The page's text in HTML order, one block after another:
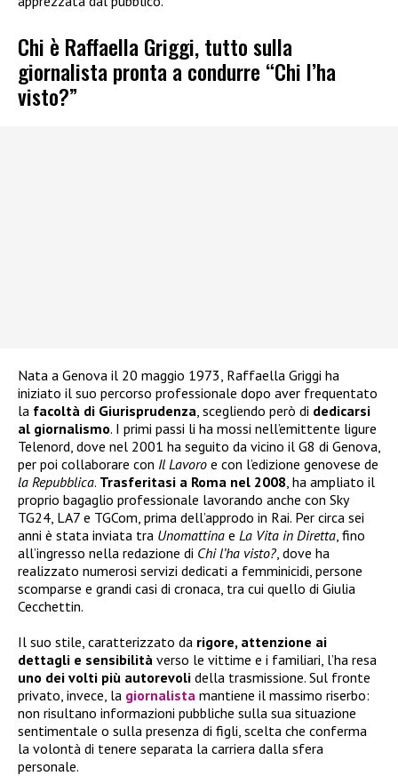
Chi è Raffaella Griggi, tutto sulla
giornalista pronta a condurre “Chi l’ha
visto?”
Nata a Genova il 20 maggio 1973, Raffaella Griggi ha
iniziato il suo percorso professionale dopo aver frequentato
la facoltà di Giurisprudenza , scegliendo però di dedicarsi
al giornalismo. I primi passi li ha mossi nell’emittente ligure
Telenord, dove nel 2001 ha seguito da vicino il G8 di Genova,
per poi collaborare con Il Lavoro e con l’edizione genovese de
la Repubblica. Trasferitasi a Roma nel 2008 , ha ampliato il
proprio bagaglio professionale lavorando anche con Sky
TG24, LA7 e TGCom, prima dell’approdo in Rai. Per circa sei
anni è stata inviata tra Unomattina e La Vita in Diretta , fino
all’ingresso nella redazione di Chi l’ha visto? , dove ha
realizzato numerosi servizi dedicati a femminicidi, persone
scomparse e grandi casi di cronaca, tra cui quello di Giulia
Cecchettin.
Il suo stile, caratterizzato da rigore, attenzione ai
dettagli e sensibilità verso le vittime e i familiari, l’ha resa
uno dei volti più autorevoli della trasmissione. Sul fronte
privato, invece, la giornalista mantiene il massimo riserbo:
non risultano informazioni pubbliche sulla sua situazione
sentimentale o sulla presenza di figli, scelta che conferma
la volontà di tenere separata la carriera dalla sfera
personale.